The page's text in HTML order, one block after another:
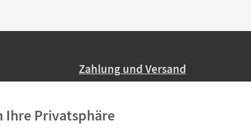
Zahlung und Versand
Ab 59,– EUR Bestellwert liefern wir
Ihre Privatsphäre